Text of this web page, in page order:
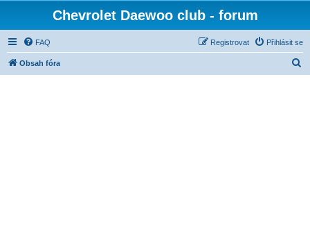
Chevrolet Daewoo club - forum
FAQ Přihlásit se
Registrovat
Obsah fóra